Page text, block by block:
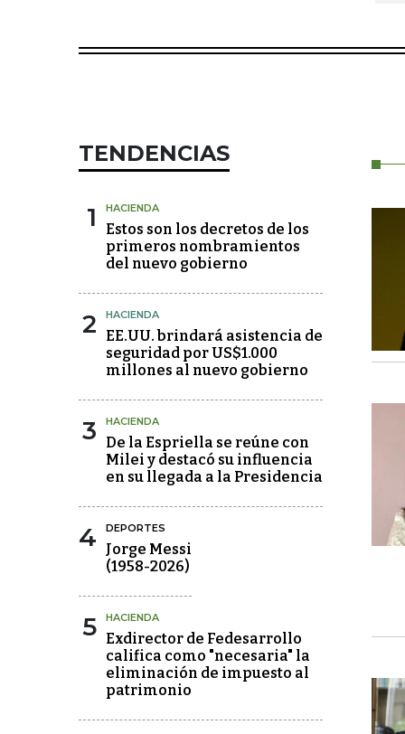
TENDENCIAS
1 HACIENDA
Estos son los decretos de los
primeros nombramientos
del nuevo gobierno
2 HACIENDA
EE.UU. brindará asistencia de
seguridad por US$1.000
millones al nuevo gobierno
3 HACIENDA
De la Espriella se reúne con
Milei y destacó su influencia
en su llegada a la Presidencia
4 DEPORTES
Jorge Messi
(1958-2026)
5 HACIENDA
Exdirector de Fedesarrollo
califica como "necesaria" la
eliminación de impuesto al
patrimonio